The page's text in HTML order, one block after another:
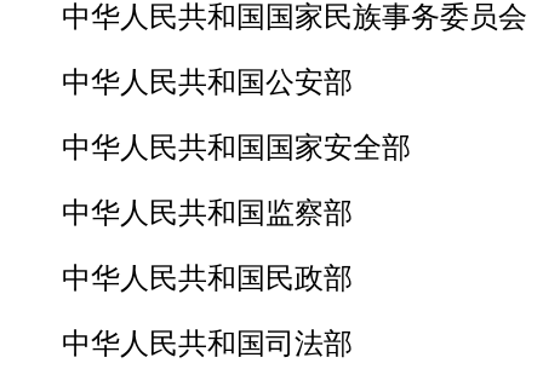
中华人民共和国国家民族事务委员会
中华人民共和国公安部
中华人民共和国国家安全部
中华人民共和国监察部
中华人民共和国民政部
中华人民共和国司法部